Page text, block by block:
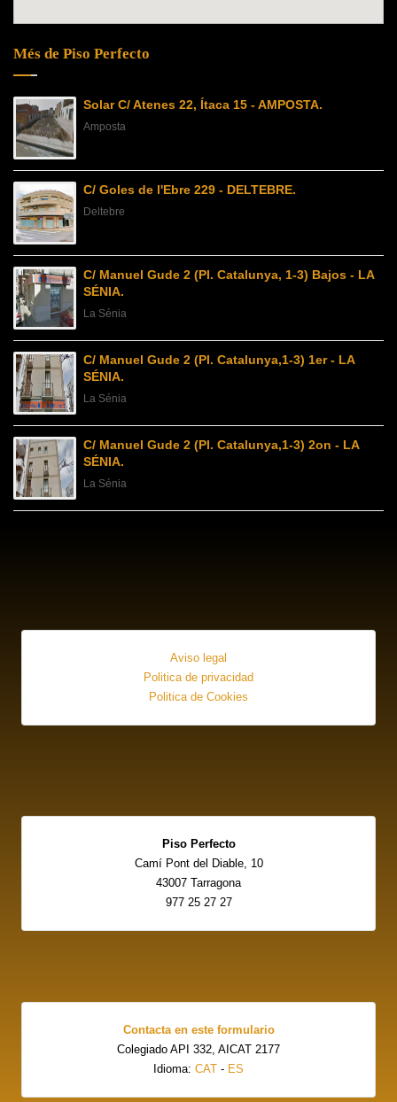
Més de Piso Perfecto
Solar C/ Atenes 22, Ítaca 15 - AMPOSTA.
Amposta
C/ Goles de l'Ebre 229 - DELTEBRE.
Deltebre
C/ Manuel Gude 2 (Pl. Catalunya, 1-3) Bajos - LA
SÉNIA.
La Sénia
C/ Manuel Gude 2 (Pl. Catalunya,1-3) 1er - LA
SÉNIA.
La Sénia
C/ Manuel Gude 2 (Pl. Catalunya,1-3) 2on - LA
SÉNIA.
La Sénia
Aviso legal
Politica de privacidad
Politica de Cookies
Piso Perfecto
Camí Pont del Diable, 10
43007 Tarragona
977 25 27 27
Contacta en este formulario
Colegiado API 332, AICAT 2177
Idioma: CAT - ES